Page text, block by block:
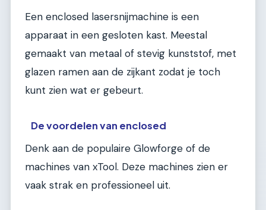
Een enclosed lasersnijmachine is een
apparaat in een gesloten kast. Meestal
gemaakt van metaal of stevig kunststof, met
glazen ramen aan de zijkant zodat je toch
kunt zien wat er gebeurt.
De voordelen van enclosed
Denk aan de populaire Glowforge of de
machines van xTool. Deze machines zien er
vaak strak en professioneel uit.